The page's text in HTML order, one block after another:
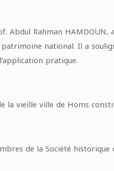
Abdul Rahman
national. Il a
pratique.
la vieille ville de Homs
de la Société